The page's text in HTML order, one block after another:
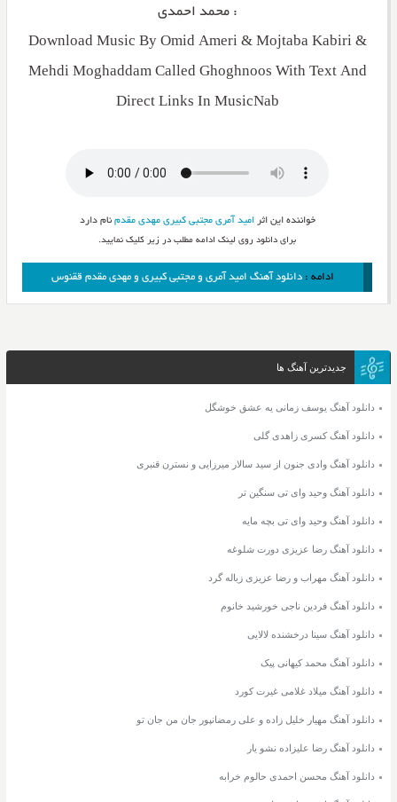
: محمد احمدی
Download Music By Omid Ameri & Mojtaba Kabiri &
Mehdi Moghaddam Called Ghoghnoos With Text And
Direct Links In MusicNab
خواننده این اثرامید آمری مجتبی کبیری مهدی مقدم نام دارد
برای دانلود روی لینک ادامه مطلب در زیر کلیک نمایید.
ادامه : دانلود آهنگ امید آمری و مجتبی کبیری و مهدی مقدم ققنوس
جدیدترین آهنگ ها
دانلود آهنگ یوسف زمانی یه عشق خوشگل
دانلود آهنگ کسری زاهدی گلی
دانلود آهنگ وادی جنون از سید سالار میرزایی و نسترن قنبری
دانلود آهنگ وحید وای تی سنگین تر
دانلود آهنگ وحید وای تی بچه مایه
دانلود آهنگ رضا عزیزی دورت شلوغه
دانلود آهنگ مهراب و رضا عزیزی زباله گرد
دانلود آهنگ فردین ناجی خورشید خانوم
دانلود آهنگ سینا درخشنده لالایی
دانلود آهنگ محمد کیهانی پیک
دانلود آهنگ میلاد غلامی غیرت کورد
دانلود آهنگ مهیار خلیل زاده و علی رمضانپور جان من جان تو
دانلود آهنگ رضا علیزاده نشو یار
دانلود آهنگ محسن احمدی حالوم خرابه